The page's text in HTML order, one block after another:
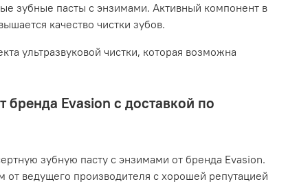
зубные пасты с энзимами. Активный компонент в
качество чистки зубов.
ультразвуковой чистки, которая возможна
Evasion с доставкой по
зубную пасту с энзимами от бренда Evasion.
от ведущего производителя с хорошей репутацией